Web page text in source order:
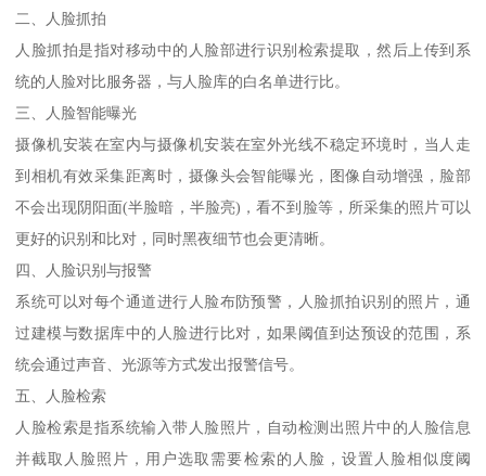
二、人脸抓拍
人脸抓拍是指对移动中的人脸部进行识别检索提取，然后上传到系
统的人脸对比服务器，与人脸库的白名单进行比。
三、人脸智能曝光
摄像机安装在室内与摄像机安装在室外光线不稳定环境时，当人走
到相机有效采集距离时，摄像头会智能曝光，图像自动增强，脸部
不会出现阴阳面(半脸暗，半脸亮)，看不到脸等，所采集的照片可以
更好的识别和比对，同时黑夜细节也会更清晰。
四、人脸识别与报警
系统可以对每个通道进行人脸布防预警，人脸抓拍识别的照片，通
过建模与数据库中的人脸进行比对，如果阈值到达预设的范围，系
统会通过声音、光源等方式发出报警信号。
五、人脸检索
人脸检索是指系统输入带人脸照片，自动检测出照片中的人脸信息
并截取人脸照片，用户选取需要检索的人脸，设置人脸相似度阈